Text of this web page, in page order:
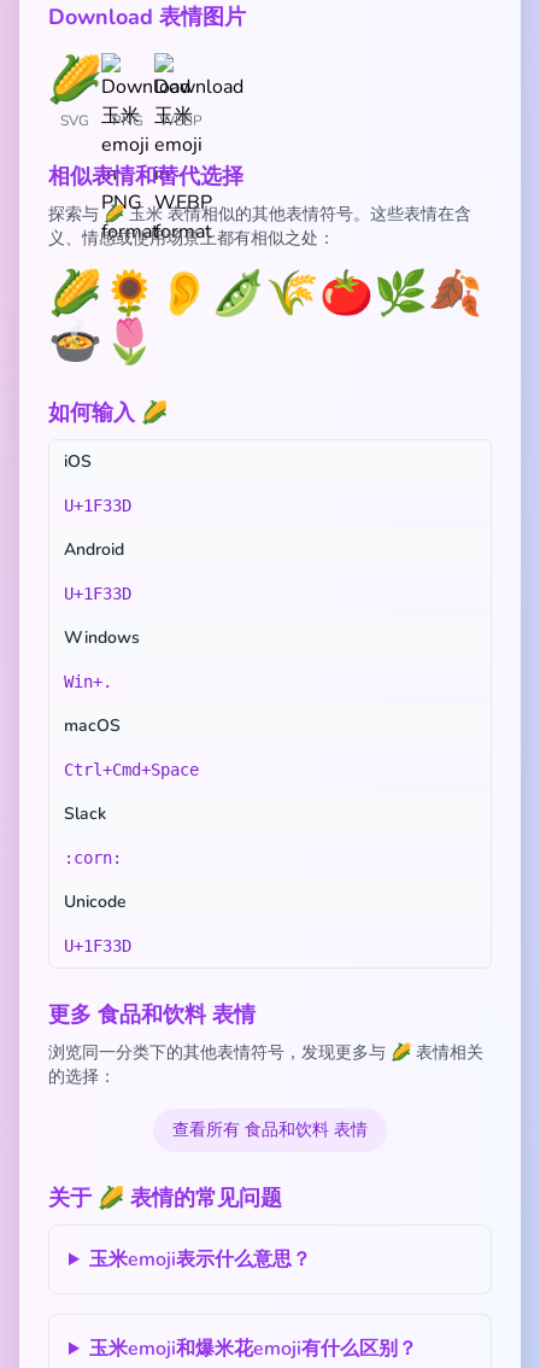
Download 表情图片
SVG PNG WEBP
相似表情和替代选择
探索与 🌽 玉米 表情相似的其他表情符号。这些表情在含
义、情感或使用场景上都有相似之处：
🌽🌻 👂 🫛🌾🍅🌿🍂
🍲 🌷
如何输入 🌽
iOS
U+1F33D
Android
U+1F33D
Windows
Win+.
macOS
Ctrl+Cmd+Space
Slack
:corn:
Unicode
U+1F33D
更多 食品和饮料 表情
浏览同一分类下的其他表情符号，发现更多与 🌽 表情相关
的选择：
查看所有 食品和饮料 表情
关于 🌽 表情的常见问题
玉米emoji表示什么意思？
玉米emoji和爆米花emoji有什么区别？